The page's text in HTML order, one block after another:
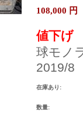
108,000 円
値下げ
球モノ
2019/8
在庫あり:
数量: